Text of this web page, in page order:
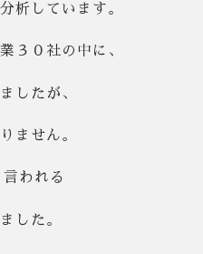
析しています。
３０社の中に、
したが、
ません。
われる
した。